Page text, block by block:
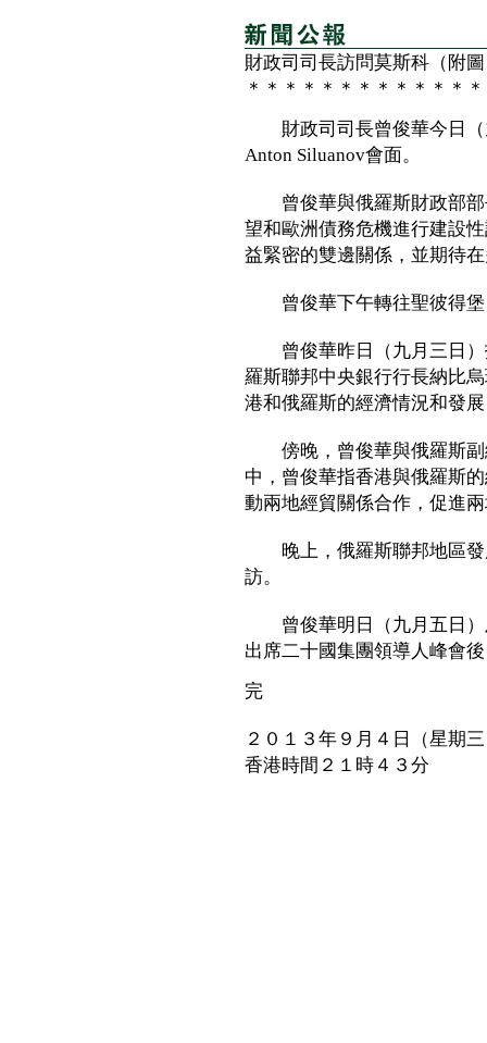
財政司司長訪問莫斯科（附
＊＊＊＊＊＊＊＊＊＊＊＊
財政司司長曾俊華今日（
Anton Siluanov會面。
曾俊華與俄羅斯財政部部
望和歐洲債務危機進行建設
益緊密的雙邊關係，並期待
曾俊華下午轉往聖彼得堡
曾俊華昨日（九月三日）
羅斯聯邦中央銀行行長納比
港和俄羅斯的經濟情況和發
傍晚，曾俊華與俄羅斯副
中，曾俊華指香港與俄羅斯
動兩地經貿關係合作，促進
晚上，俄羅斯聯邦地區發
訪。
曾俊華明日（九月五日）
出席二十國集團領導人峰會
完
２０１３年９月４日（星期
香港時間２１時４３分